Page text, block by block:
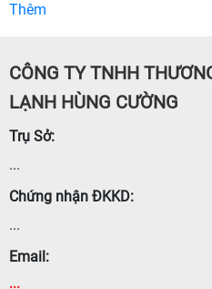
Thêm
CÔNG TY TNHH
LẠNH HÙNG CƯỜNG
Trụ Sở:
...
Chứng nhận ĐKKD:
...
Email:
...